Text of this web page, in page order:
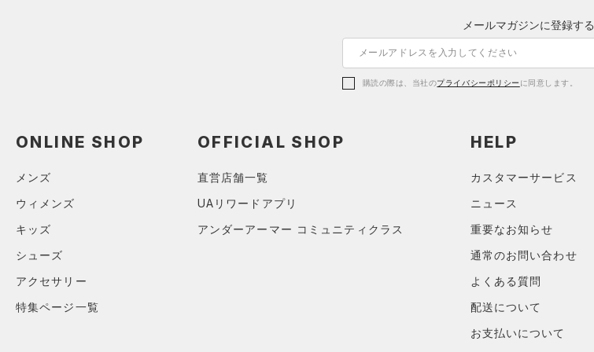
メールマガジンに登録する
購読の際は、当社のプライバシーポリシー に同意します。
ONLINE SHOP
メンズ
ウィメンズ
キッズ
シューズ
アクセサリー
特集ページ一覧
OFFICIAL SHOP
直営店舗一覧
UAリワードアプリ
アンダーアーマー コミュニティクラス
HELP
カスタマーサービス
ニュース
重要なお知らせ
通常のお問い合わせ
よくある質問
配送について
お支払いについて